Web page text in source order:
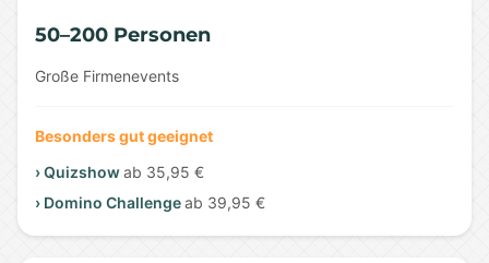
50–200 Personen
Große Firmenevents
Besonders gut geeignet
› Quizshowab 35,95 €
› Domino Challengeab 39,95 €